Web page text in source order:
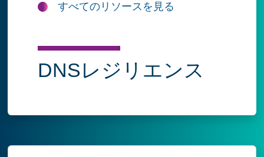
すべてのリソースを見る
DNSレジリエンス